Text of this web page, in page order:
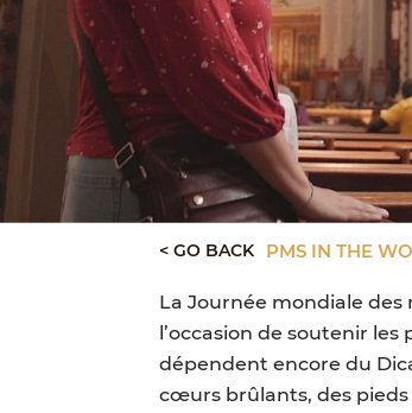
< GO BACK PMS IN THE
La Journée mondiale des
l’occasion de soutenir
dépendent encore du
cœurs brûlants, des pieds